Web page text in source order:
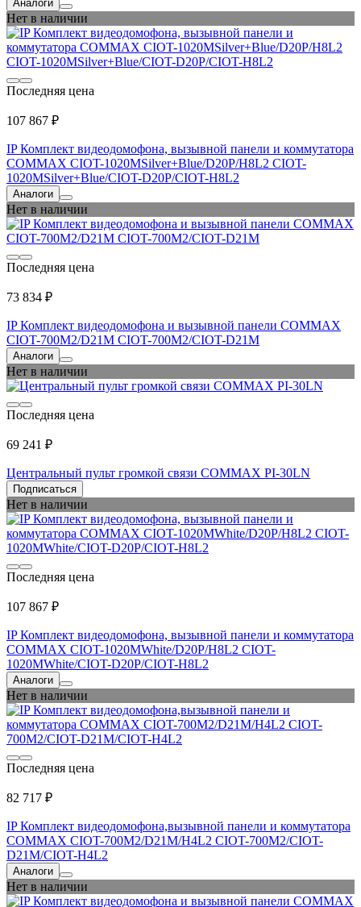
Аналоги
Нет в наличии
Последняя цена
107 867 ₽
IP Комплект видеодомофона, вызывной панели и коммутатора
COMMAX CIOT-1020MSilver+Blue/D20P/H8L2 CIOT-
1020MSilver+Blue/CIOT-D20P/CIOT-H8L2
Аналоги
Нет в наличии
Последняя цена
73 834 ₽
IP Комплект видеодомофона и вызывной панели COMMAX
CIOT-700M2/D21M CIOT-700M2/CIOT-D21M
Аналоги
Нет в наличии
Последняя цена
69 241 ₽
Центральный пульт громкой связи COMMAX PI-30LN
Подписаться
Нет в наличии
Последняя цена
107 867 ₽
IP Комплект видеодомофона, вызывной панели и коммутатора
COMMAX CIOT-1020MWhite/D20P/H8L2 CIOT-
1020MWhite/CIOT-D20P/CIOT-H8L2
Аналоги
Нет в наличии
Последняя цена
82 717 ₽
IP Комплект видеодомофона,вызывной панели и коммутатора
COMMAX CIOT-700M2/D21M/H4L2 CIOT-700M2/CIOT-
D21M/CIOT-H4L2
Аналоги
Нет в наличии